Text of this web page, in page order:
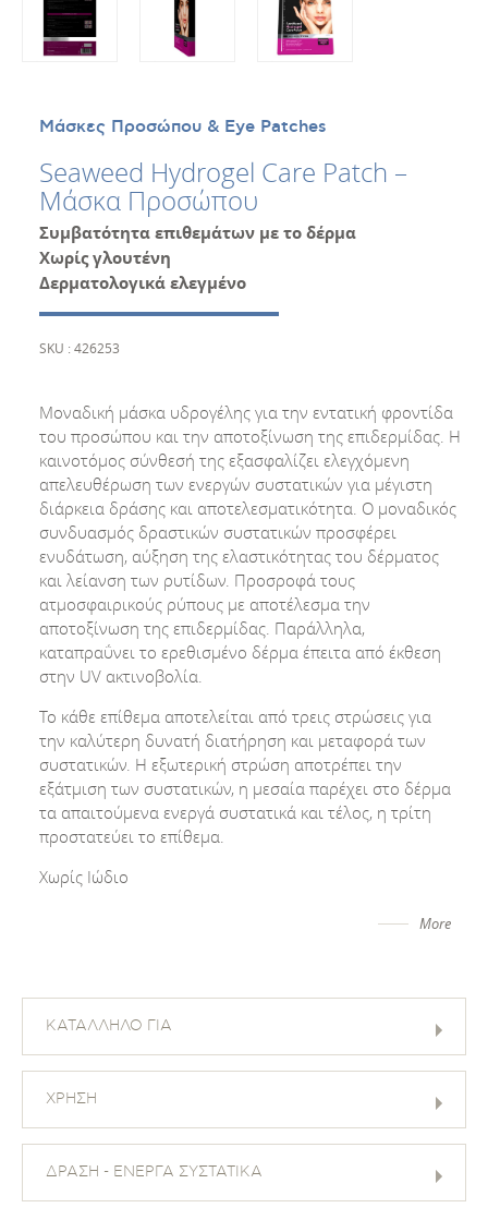
Μάσκες Προσώπου & Eye Patches
Seaweed Hydrogel Care Patch –
Μάσκα Προσώπου
Συμβατότητα επιθεμάτων με το δέρμα
Χωρίς γλουτένη
Δερματολογικά ελεγμένο
SKU : 426253
Μοναδική μάσκα υδρογέλης για την εντατική φροντίδα
του προσώπου και την αποτοξίνωση της επιδερμίδας. Η
καινοτόμος σύνθεσή της εξασφαλίζει ελεγχόμενη
απελευθέρωση των ενεργών συστατικών για μέγιστη
διάρκεια δράσης και αποτελεσματικότητα. Ο μοναδικός
συνδυασμός δραστικών συστατικών προσφέρει
ενυδάτωση, αύξηση της ελαστικότητας του δέρματος
και λείανση των ρυτίδων. Προσροφά τους
ατμοσφαιρικούς ρύπους με αποτέλεσμα την
αποτοξίνωση της επιδερμίδας. Παράλληλα,
καταπραΰνει το ερεθισμένο δέρμα έπειτα από έκθεση
στην UV ακτινοβολία.
Το κάθε επίθεμα αποτελείται από τρεις στρώσεις για
την καλύτερη δυνατή διατήρηση και μεταφορά των
συστατικών. Η εξωτερική στρώση αποτρέπει την
εξάτμιση των συστατικών, η μεσαία παρέχει στο δέρμα
τα απαιτούμενα ενεργά συστατικά και τέλος, η τρίτη
προστατεύει το επίθεμα.
Χωρίς Ιώδιο
More
ΚΑΤΑΛΛΗΛΟ ΓΙΑ
ΧΡΗΣΗ
ΔΡΑΣΗ - ΕΝΕΡΓΑ ΣΥΣΤΑΤΙΚΑ